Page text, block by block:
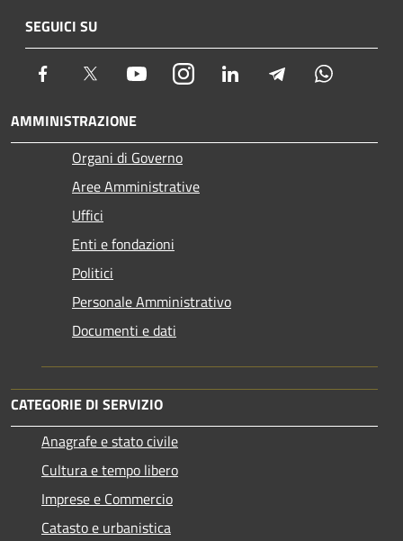
SEGUICI SU
Facebook Twitter YoutubeInstagram LinkedIn Telegram
AMMINISTRAZIONE
Organi di Governo
Aree Amministrative
Uffici
Enti e fondazioni
Politici
Personale Amministrativo
Documenti e dati
CATEGORIE DI SERVIZIO
Anagrafe e stato civile
Cultura e tempo libero
Imprese e Commercio
Catasto e urbanistica